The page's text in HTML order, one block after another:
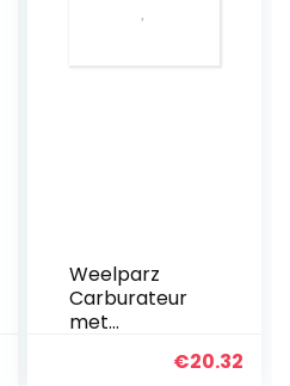
met John
Tractoren
Weelparz
Carburateur
met
Chokeas 45€20.32